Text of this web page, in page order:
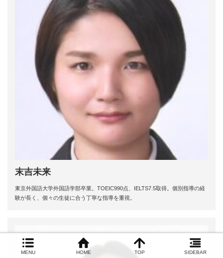
末吉未来
東京外国語大学外国語学部卒業。TOEIC990点、IELTS7.5取得。個別指導の経
験が長く、個々の生徒に合う丁寧な指導を重視。
MENU HOME TOP SIDEBAR